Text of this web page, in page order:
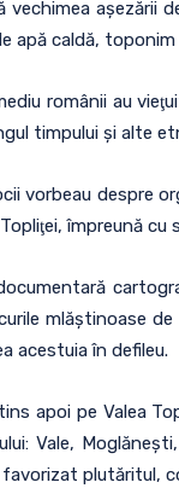
aşezării
apă caldă,
românii au
timpului şi alte
vorbeau despre
împreună cu
mlăştinoase de
acestuia în defileu.
apoi pe Valea
Vale,
favorizat plutăritul,